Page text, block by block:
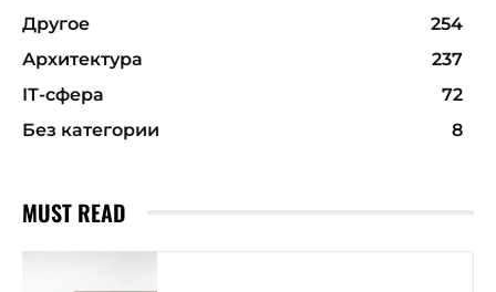
Другое
254
Архитектура
237
ІТ-сфера
72
Без категории
8
MUST READ